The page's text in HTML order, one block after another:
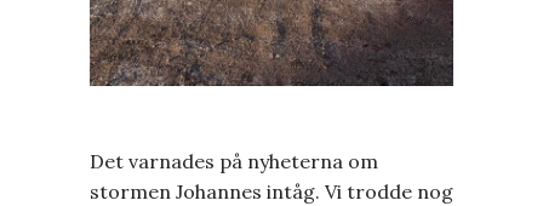
Det varnades på nyheterna om
stormen Johannes intåg. Vi trodde nog